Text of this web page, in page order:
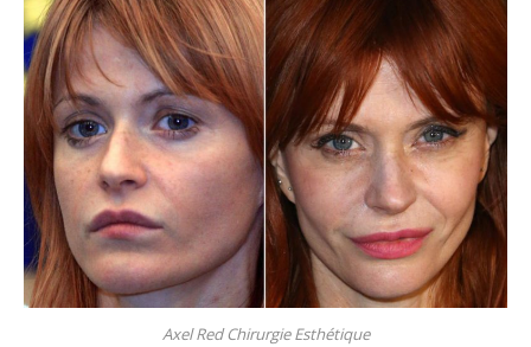
Axel Red Chirurgie Esthétique